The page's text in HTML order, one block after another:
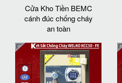
Cửa Kho Tiền BEMC
cánh đúc chống cháy
an toàn